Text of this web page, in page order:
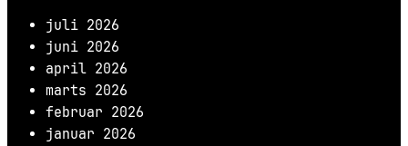
juli 2026
juni 2026
april 2026
marts 2026
februar 2026
januar 2026